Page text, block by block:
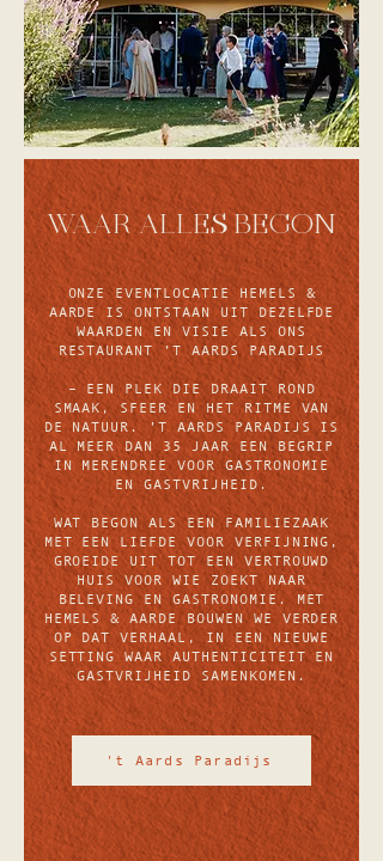
WAAR ALLES BEGON
ONZE EVENTLOCATIE HEMELS &
AARDE IS ONTSTAAN UIT DEZELFDE
WAARDEN EN VISIE ALS ONS
RESTAURANT ’T AARDS PARADIJS
– EEN PLEK DIE DRAAIT ROND
SMAAK, SFEER EN HET RITME VAN
DE NATUUR. ’T AARDS PARADIJS IS
AL MEER DAN 35 JAAR EEN BEGRIP
IN MERENDREE VOOR GASTRONOMIE
EN GASTVRIJHEID.
WAT BEGON ALS EEN FAMILIEZAAK
MET EEN LIEFDE VOOR VERFIJNING,
GROEIDE UIT TOT EEN VERTROUWD
HUIS VOOR WIE ZOEKT NAAR
BELEVING EN GASTRONOMIE. MET
HEMELS & AARDE BOUWEN WE VERDER
OP DAT VERHAAL, IN EEN NIEUWE
SETTING WAAR AUTHENTICITEIT EN
GASTVRIJHEID SAMENKOMEN.
't Aards Paradijs